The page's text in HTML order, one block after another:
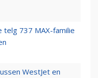
telg 737 MAX-familie
WestJet en